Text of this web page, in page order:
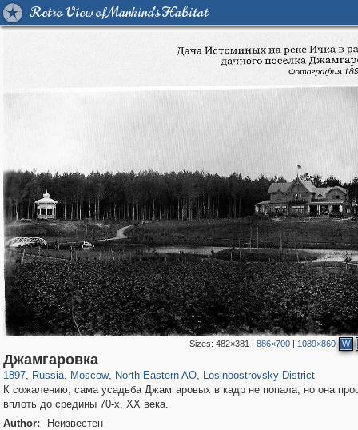
Retro View of Mankind's Habitat
Sizes: 482×381 | 886×700| 1089×860 W
Джамгаровка
1897, Russia
1,407,259
, Moscow
319,878 8,286
, North-Eastern AO
24,495
, Losinoostrovsky District
К сожалению, сама усадьба Джамгаровых в кадр не попала, но она
вплоть до средины 70-х, XX века.
Author:
Неизвестен